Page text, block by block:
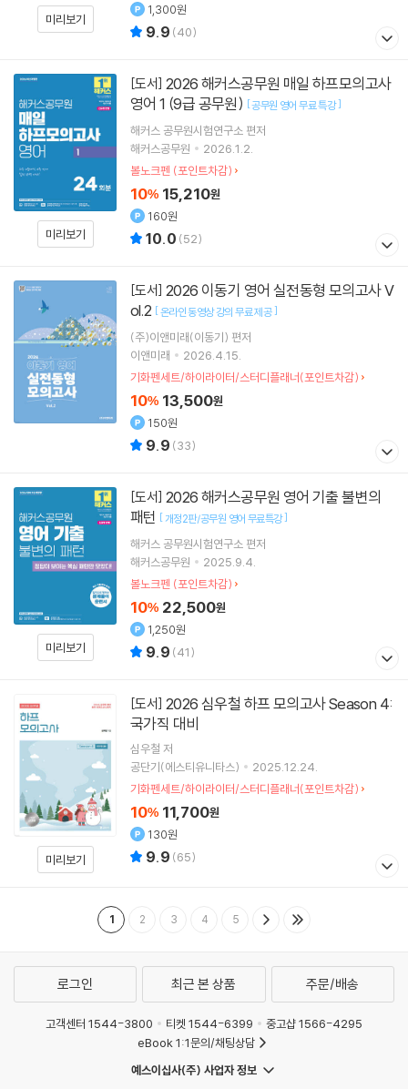
미리보기
1,300원
9.9 (40)
미리보기
[도서]
영어 1 (9급 공무원) [공무원 영어 무료 특강]
해커스 공무원시험연구소 편저
해커스공무원
2026.1.2.
볼노크펜 (포인트차감)
10% 15,210원
160원
10.0 (52)
[도서]
ol.2 [온라인 동영상 강의 무료 제공]
(주)이앤미래(이동기) 편저
이앤미래
2026.4.15.
기화펜세트/하이라이터/스터디플래너(포인트차감)
10% 13,500원
150원
9.9 (33)
미리보기
[도서]
패턴 [개정2판/공무원 영어 무료특강]
해커스 공무원시험연구소 편저
해커스공무원
2025.9.4.
볼노크펜 (포인트차감)
10% 22,500원
1,250원
9.9 (41)
미리보기
[도서]
국가직 대비
심우철 저
공단기(에스티유니타스)
2025.12.24.
기화펜세트/하이라이터/스터디플래너(포인트차감)
10% 11,700원
130원
9.9 (65)
1 2 3 4 5
로그인 최근 본 상품 주문/배송
고객센터 1544-3800 티켓 1544-6399
중고샵 1566-4295
eBook 1:1문의/채팅상담
예스이십사(주) 사업자 정보